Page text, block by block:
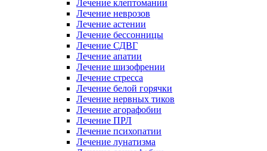
Лечение клептомании
Лечение неврозов
Лечение астении
Лечение бессонницы
Лечение СДВГ
Лечение апатии
Лечение шизофрении
Лечение стресса
Лечение белой горячки
Лечение нервных тиков
Лечение агорафобии
Лечение ПРЛ
Лечение психопатии
Лечение лунатизма